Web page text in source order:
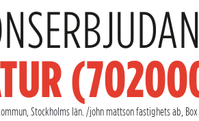
Stockholms län. /john mattson fastighets ab, Box